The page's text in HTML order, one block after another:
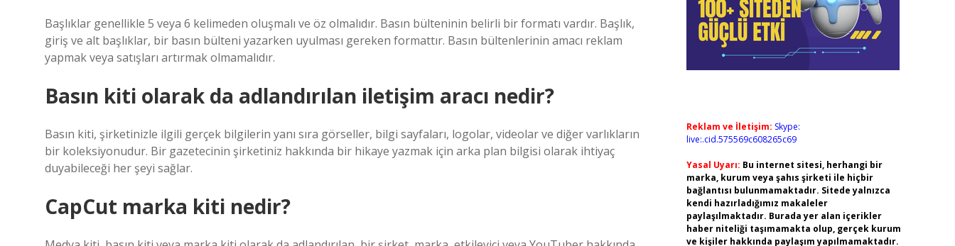
Başlıklar genellikle 5 veya 6 kelimeden oluşmalı ve öz olmalıdır. Basın bülteninin belirli bir formatı vardır. Başlık,
giriş ve alt başlıklar, bir basın bülteni yazarken uyulması gereken formattır. Basın bültenlerinin amacı reklam
yapmak veya satışları artırmak olmamalıdır.
Basın kiti olarak da adlandırılan iletişim aracı nedir?
Basın kiti, şirketinizle ilgili gerçek bilgilerin yanı sıra görseller, bilgi sayfaları, logolar, videolar ve diğer varlıkların
bir koleksiyonudur. Bir gazetecinin şirketiniz hakkında bir hikaye yazmak için arka plan bilgisi olarak ihtiyaç
duyabileceği her şeyi sağlar.
CapCut marka kiti nedir?
Reklam ve İletişim: Skype:
live:.cid.575569c608265c69
Yasal Uyarı: Bu internet sitesi, herhangi bir
marka, kurum veya şahıs şirketi ile hiçbir
bağlantısı bulunmamaktadır. Sitede yalnızca
kendi hazırladığımız makaleler
paylaşılmaktadır. Burada yer alan içerikler
haber niteliği taşımamakta olup, gerçek kurum
ve kişiler hakkında paylaşım yapılmamaktadır.